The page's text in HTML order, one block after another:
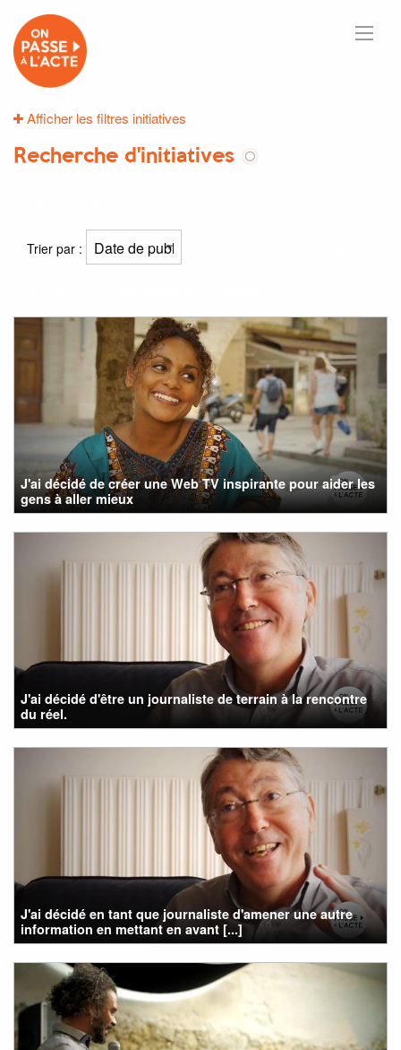
Afficher les filtres initiatives
Recherche d'initiatives
Trier par :
J'ai décidé de créer une Web TV inspirante pour aider les
gens à aller mieux
J'ai décidé d'être un journaliste de terrain à la rencontre
du réel.
J'ai décidé en tant que journaliste d'amener une autre
information en mettant en avant [...]